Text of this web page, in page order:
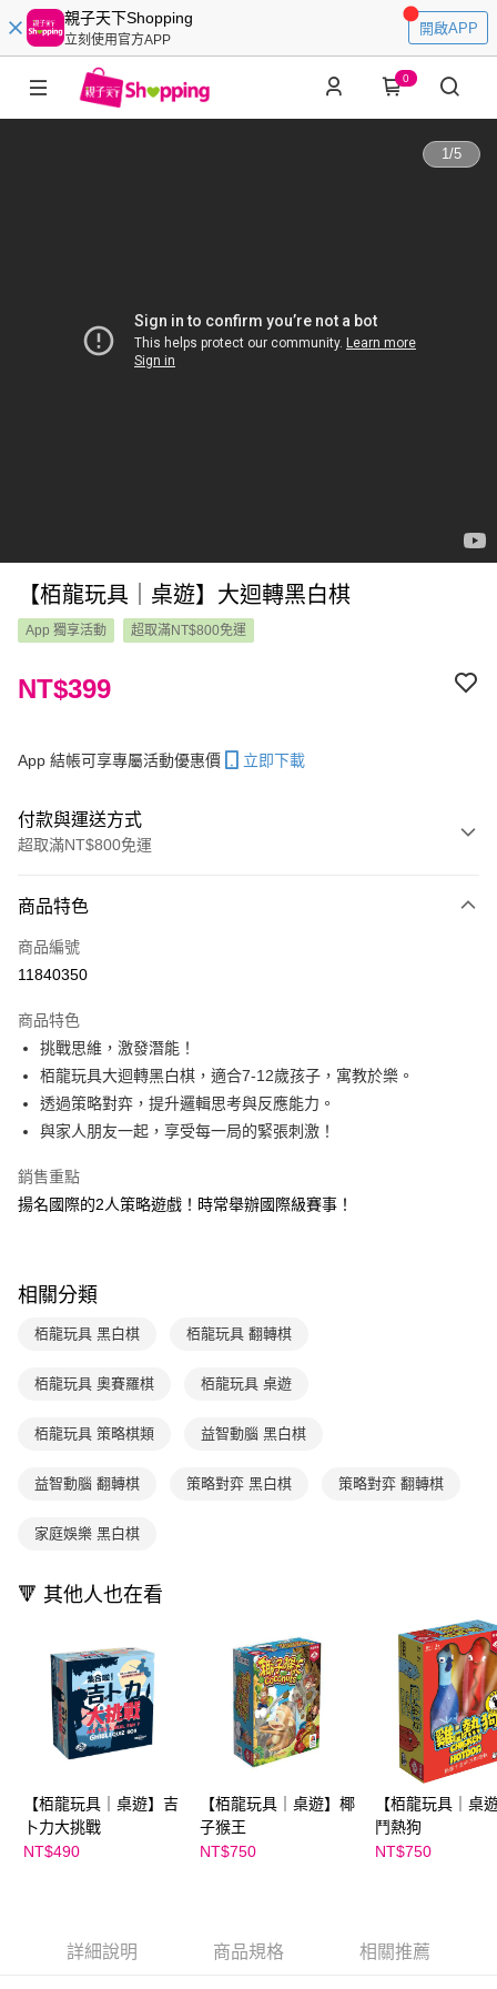
親子天下Shopping
立刻使用官方APP
開啟APP
0
1/5
【栢龍玩具｜桌遊】大迴轉黑白棋
App 獨享活動 超取滿NT$800免運
NT$399
App 結帳可享專屬活動優惠價 立即下載
付款與運送方式
超取滿NT$800免運
信用卡一次付款
LINE Pay
大哥付你分期
相關說明
【大哥付你分期使用說明】
1.本服務由台灣大哥大提供，台灣大哥大用戶可立即使用無須另外申請。
2.付款方式選擇「大哥付你分期」，訂單成立後會自動跳轉到大哥付的交易
成交易。
3.實際核准額度、可分期數及費用金額請依後續交易確認頁面所載為準。
4.訂單成立30分鐘內，如未前往確認交易或遇審核未通過，訂單將自動取
1.分期款項不併入電信帳單，「大哥付你分期」於每月結算日後寄送繳費提
2.透過簡訊連結打開帳單後，可選擇「超商條碼／台灣大直營門市／銀行轉
【注意事項】
用戶於交易時，得透過本服務購買商品或服務，並由商店將買賣／分期付款
2.基於同意付款使用「大哥付你分期」之契約關係目的，商店將以您的個人
資料（包含姓名、電話或地址）提供予台灣大哥大進項蒐集、處理及利用，
3.完整用戶服務條款，請詳閱以下連結：
AFTEE先享後付
相關說明
AFTEE先享後付是「在收到商品之後才付款」的支付方式。 讓您購物簡單
便利好安心！
【「AFTEE先享後付」結帳流程】
１．於結帳方式選擇「AFTEE先享後付」後，將跳轉至「AFTEE先享後付」
結帳頁面，進行簡訊認證並確認金額後，即可完成結帳。
３．收到繳費通知簡訊後14天內，點擊此簡訊中的連結，可透過四大超商／
※ 請注意：結帳手續完成當下不需立刻繳費，但若您需要取消訂單，請聯絡
購買商品的店家。未經商家同意取消之訂單仍視為有效，需透過AFTEE先享
※ 交易是否成功請以「AFTEE先享後付 」之結帳頁面顯示為準，若有關於
客戶支援中心」 https://netprotections.freshdesk.com/support/home
１．透過由恩沛科技股份有限公司提供之「AFTEE先享後付」服務完成之交
易，需依本服務之必要範圍內提供個人資料，並將交易相關給付款項請求債
２．關於個人資料處理事宜，請瀏覽以下網址：
https://aftee.tw/terms/#terms3
３．未成年的使用者請事先徵得法定代理人或監護人之同意方可使用
「AFTEE先享後付」，若未經同意申辦者引起之損失，本公司不負相關責
任。
４．使用「AFTEE先享後付」時，將依據個別帳號之用戶狀況，依本公司即
時審查核予不同之上限額度；若仍有額度不足之情形，本公司將視審查結果
５．嚴禁一人註冊多個帳號或使用他人資訊註冊。若發現惡意使用之情形，
恩沛科技股份有限公司將有權停止該用戶之使用額度並採取法律行動。
ATM付款
每筆NT$70，滿NT$800(含以上)免運費
付款後7-11取貨
每筆NT$70，滿NT$800(含以上)免運費
離島宅配（澎湖、金門、馬祖、小琉球；不適用於郵局i郵箱）
商品特色
商品編號
11840350
商品特色
挑戰思維，激發潛能！
栢龍玩具大迴轉黑白棋，適合7-12歲孩子，寓教於樂。
透過策略對弈，提升邏輯思考與反應能力。
與家人朋友一起，享受每一局的緊張刺激！
銷售重點
揚名國際的2人策略遊戲！時常舉辦國際級賽事！
相關分類
栢龍玩具 黑白棋 栢龍玩具 翻轉棋
栢龍玩具 奧賽羅棋 栢龍玩具 桌遊
栢龍玩具 策略棋類 益智動腦 黑白棋
益智動腦 翻轉棋 策略對弈 黑白棋 策略對弈 翻轉棋
家庭娛樂 黑白棋
🔻 其他人也在看
【栢龍玩具｜桌遊】吉
卜力大挑戰
NT$490
【栢龍玩具｜桌遊】椰
子猴王
NT$750
【栢龍玩具｜桌
鬥熱狗
NT$750
詳細說明 商品規格 相關推薦